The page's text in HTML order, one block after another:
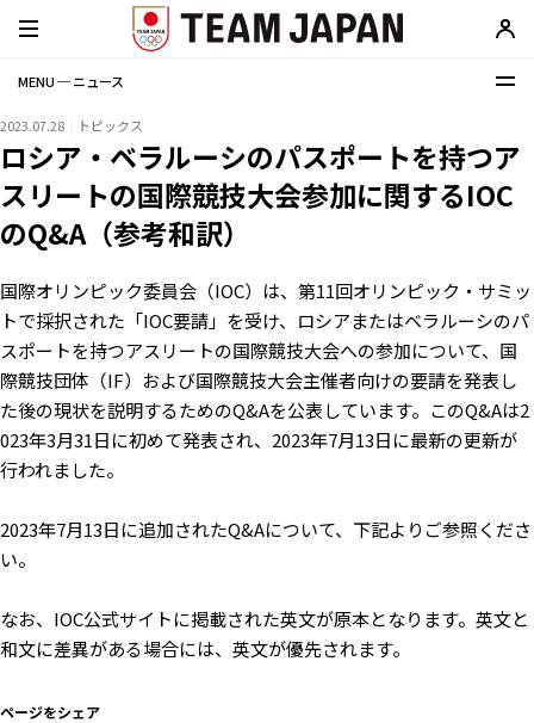
MENU ─ ニュース
2023.07.28 トピックス
ロシア・ベラルーシのパスポートを持つア
スリートの国際競技大会参加に関するIOC
のQ&A（参考和訳）
国際オリンピック委員会（IOC）は、第11回オリンピック・サミッ
トで採択された「IOC要請」を受け、ロシアまたはベラルーシのパ
スポートを持つアスリートの国際競技大会への参加について、国
際競技団体（IF）および国際競技大会主催者向けの要請を発表し
た後の現状を説明するためのQ&Aを公表しています。このQ&Aは2
023年3月31日に初めて発表され、2023年7月13日に最新の更新が
行われました。
2023年7月13日に追加されたQ&Aについて、下記よりご参照くださ
い。
なお、IOC公式サイトに掲載された英文が原本となります。英文と
和文に差異がある場合には、英文が優先されます。
ページをシェア